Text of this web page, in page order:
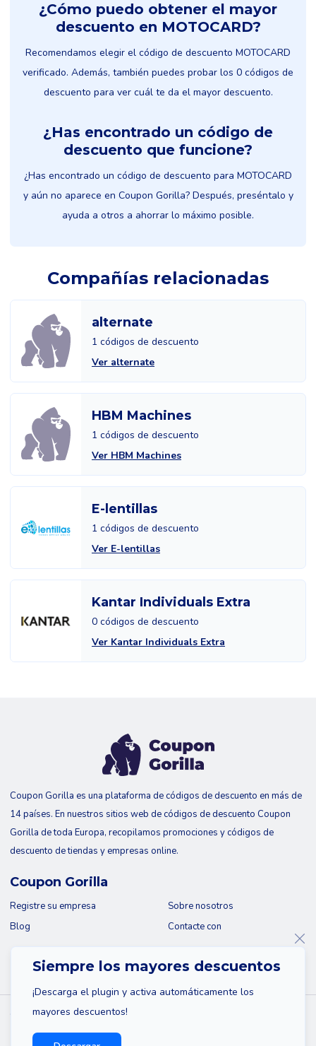
¿Cómo puedo obtener el mayor
descuento en MOTOCARD?
Recomendamos elegir el código de descuento MOTOCARD
verificado. Además, también puedes probar los 0 códigos de
descuento para ver cuál te da el mayor descuento.
¿Has encontrado un código de
descuento que funcione?
¿Has encontrado un código de descuento para MOTOCARD
y aún no aparece en Coupon Gorilla? Después, preséntalo y
ayuda a otros a ahorrar lo máximo posible.
Compañías relacionadas
alternate
1 códigos de descuento
Ver alternate
HBM Machines
1 códigos de descuento
Ver HBM Machines
E-lentillas
1 códigos de descuento
Ver E-lentillas
Kantar Individuals Extra
0 códigos de descuento
Ver Kantar Individuals Extra
Siempre los mayores descuentos
¡Descarga el plugin y activa automáticamente los
mayores descuentos!
Coupon Gorilla es una plataforma de códigos de descuento en más de
14 países. En nuestros sitios web de códigos de descuento Coupon
Gorilla de toda Europa, recopilamos promociones y códigos de
descuento de tiendas y empresas online.
Coupon Gorilla
Registre su empresa
Blog
Sobre nosotros
Contacte con
© 2026 Coupon Gorilla
Mapa del sitio